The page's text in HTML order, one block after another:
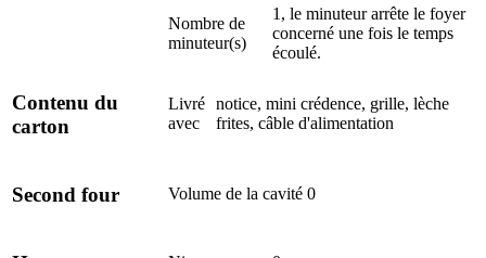
Nombre de
minuteur(s)
1, le minuteur arrête le foyer
concerné une fois le temps
écoulé.
Contenu du
carton
Livré
avec
notice, mini crédence, grille, lèche
frites, câble d'alimentation
Second four Volume de la cavité 0